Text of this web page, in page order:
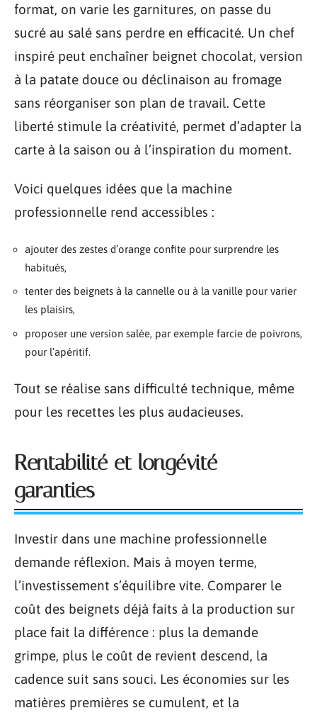
format, on varie les garnitures, on passe du
sucré au salé sans perdre en efficacité. Un chef
inspiré peut enchaîner beignet chocolat, version
à la patate douce ou déclinaison au fromage
sans réorganiser son plan de travail. Cette
liberté stimule la créativité, permet d’adapter la
carte à la saison ou à l’inspiration du moment.
Voici quelques idées que la machine
professionnelle rend accessibles :
ajouter des zestes d’orange confite pour surprendre les
habitués,
tenter des beignets à la cannelle ou à la vanille pour varier
les plaisirs,
proposer une version salée, par exemple farcie de poivrons,
pour l’apéritif.
Tout se réalise sans difficulté technique, même
pour les recettes les plus audacieuses.
Rentabilité et longévité
garanties
Investir dans une machine professionnelle
demande réflexion. Mais à moyen terme,
l’investissement s’équilibre vite. Comparer le
coût des beignets déjà faits à la production sur
place fait la différence : plus la demande
grimpe, plus le coût de revient descend, la
cadence suit sans souci. Les économies sur les
matières premières se cumulent, et la